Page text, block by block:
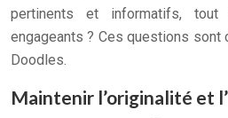
pertinents et informatifs,
engageants ? Ces questions sont
Doodles.
Maintenir l’originalité et